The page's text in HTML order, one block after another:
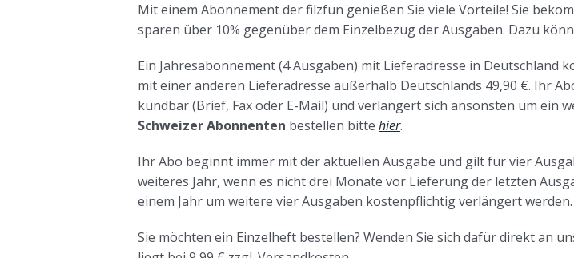
Mit einem Abonnement der filzfun genießen Sie viele Vorteile! Sie
sparen über 10% gegenüber dem Einzelbezug der Ausgaben. Dazu
Ein Jahresabonnement (4 Ausgaben) mit Lieferadresse in Deutschland
mit einer anderen Lieferadresse außerhalb Deutschlands 49,90 €. Ihr
kündbar (Brief, Fax oder E-Mail) und verlängert sich ansonsten um ein
Schweizer Abonnenten bestellen bitte hier.
Ihr Abo beginnt immer mit der aktuellen Ausgabe und gilt für vier
weiteres Jahr, wenn es nicht drei Monate vor Lieferung der letzten
einem Jahr um weitere vier Ausgaben kostenpflichtig verlängert werden.
Sie möchten ein Einzelheft bestellen? Wenden Sie sich dafür direkt an